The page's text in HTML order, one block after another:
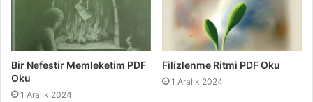
Bir Nefestir Memleketim PDF
Oku
1 Aralık 2024
Filizlenme Ritmi PDF Oku
1 Aralık 2024